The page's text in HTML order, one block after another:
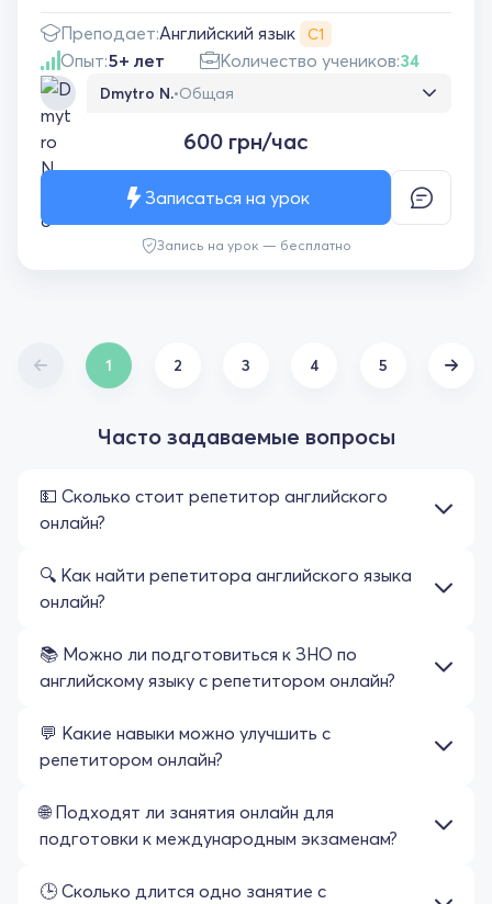
Преподает:Английский язык С1
Опыт:5+ лет Количество учеников:34
Dmytro N.•Общая
занурення в розмовну англійську мову. В
слово. Урок пройшов легко та весело
600 грн/час
Запись на урок — бесплатно
Записаться на урок
1 2 3 4 5
Часто задаваемые вопросы
💵 Сколько стоит репетитор английского
онлайн?
🔍 Как найти репетитора английского языка
онлайн?
📚 Можно ли подготовиться к ЗНО по
английскому языку с репетитором онлайн?
💬 Какие навыки можно улучшить с
репетитором онлайн?
🌐 Подходят ли занятия онлайн для
подготовки к международным экзаменам?
🕒 Сколько длится одно занятие с